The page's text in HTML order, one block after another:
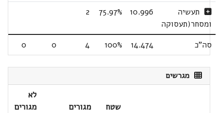
תעשיה
ומסחר(תעסוקה
10.996
75.97%
2
סה"כ 14.474
100%
4
0
0
מגרשים
שטח
מגורים
לא
מגורים